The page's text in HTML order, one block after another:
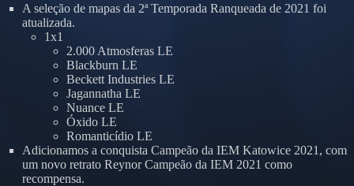
A seleção de mapas da 2ª Temporada Ranqueada de 2021 foi
atualizada.
1x1
2.000 Atmosferas LE
Blackburn LE
Beckett Industries LE
Jagannatha LE
Nuance LE
Óxido LE
Romanticídio LE
Adicionamos a conquista Campeão da IEM Katowice 2021, com
um novo retrato Reynor Campeão da IEM 2021 como
recompensa.